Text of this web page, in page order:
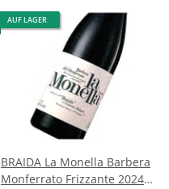
AUF LAGER
BRAIDA La Monella Barbera
Monferrato Frizzante 2024